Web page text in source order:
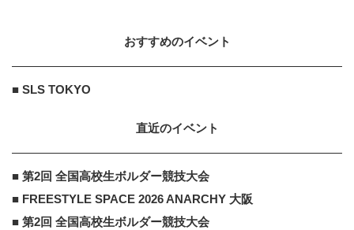
おすすめのイベント
■ SLS TOKYO
直近のイベント
■ 第2回 全国高校生ボルダー競技大会
■ FREESTYLE SPACE 2026 ANARCHY 大阪
■ 第2回 全国高校生ボルダー競技大会